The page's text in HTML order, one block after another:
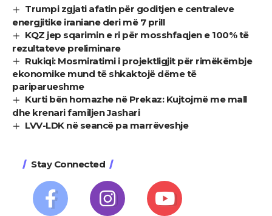
Trumpi zgjati afatin për goditjen e centraleve
energjitike iraniane deri më 7 prill
KQZ jep sqarimin e ri për mosshfaqjen e 100% të
rezultateve preliminare
Rukiqi: Mosmiratimi i projektligjit për rimëkëmbje
ekonomike mund të shkaktojë dëme të
pariparueshme
Kurti bën homazhe në Prekaz: Kujtojmë me mall
dhe krenari familjen Jashari
LVV-LDK në seancë pa marrëveshje
Stay Connected